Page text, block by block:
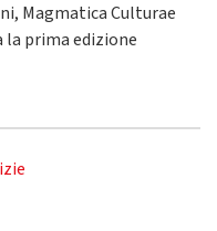
Magmatica Culturae
la prima edizione